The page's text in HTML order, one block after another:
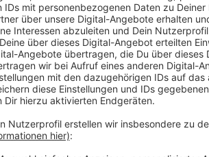
Die Täter stahlen von
Bronze. In ähnlichen
außerdem fest, dass
ersten Überblick haben
Tel.: 02541-140